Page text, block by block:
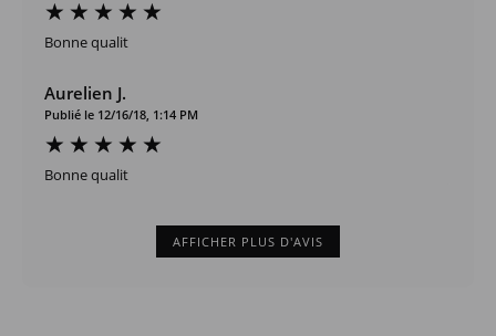
Bonne qualit
Aurelien J.
Publié le 12/16/18, 1:14 PM
Bonne qualit
AFFICHER PLUS D'AVIS